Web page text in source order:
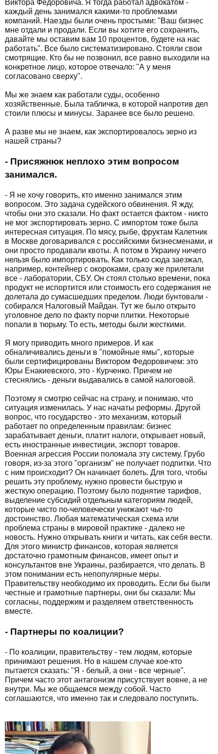
Виктора Федоровича. Я тогда работал адвокатом -
каждый день занимался какими-то проблемами
компаний. Наезды были очень простыми: "Ваш бизнес
мне отдали и продали. Если вы хотите его сохранить,
давайте мы оставим вам 10 процентов, будете на нас
работать". Все было систематизировано. Стояли свои
смотрящие. Кто бы не позвонил, все равно выходили на
конкретное лицо, которое отвечало: "А у меня
согласовано сверху".
Мы же знаем как работали суды, особенно
хозяйственные. Была табличка, в которой напротив дел
стоили плюсы и минусы. Заранее все было решено.
А разве мы не знаем, как экспортировалось зерно из
нашей страны?
- Присяжнюк неплохо этим вопросом
занимался.
- Я не хочу говорить, кто именно занимался этим
вопросом. Это задача судейского обвинения. Я жду,
чтобы они это сказали. Но факт остается фактом - никто
не мог экспортировать зерно. С импортом тоже была
интересная ситуация. По мясу, рыбе, фруктам Калетник
в Москве договаривался с российскими бизнесменами, и
они просто продавали квоты. А потом в Украину ничего
нельзя было импортировать. Как только сюда заезжал,
например, контейнер с окороками, сразу же прилетали
все - лаборатории, СБУ. Он стоял столько времени, пока
продукт не испортится или стоимость его содержания не
долетала до сумасшедших пределом. Люди бунтовали -
собирался Налоговый Майдан. Тут же было открыто
уголовное дело по факту порчи плитки. Некоторые
попали в тюрьму. То есть, методы были жесткими.
Я могу приводить много примеров. И как
обналичивались деньги в "помойные ямы", которые
были сертифицированы Виктором Федоровичем: это
Юры Енакиевского, это - Курченко. Причем не
стеснялись - деньги выдавались в самой налоговой.
Поэтому я смотрю сейчас на страну, и понимаю, что
ситуация изменилась. У нас начаты реформы. Другой
вопрос, что государство - это механизм, который
работает по определенным правилам: бизнес
зарабатывает деньги, платит налоги, открывает новый,
есть иностранные инвестиции, экспорт товаров.
Военная агрессия России поломала эту систему. Грубо
говоря, из-за этого "организм" не получает подпитки. Что
с ним происходит? Он начинает болеть. Для того, чтобы
решить эту проблему, нужно провести быструю и
жесткую операцию. Поэтому было поднятие тарифов,
выделение субсидий отдельным категориям людей,
которые чисто по-человечески унижают чье-то
достоинство. Любая математическая схема или
проблема страны в мировой практике - далеко не
новость. Нужно открывать книги и читать, как себя вести.
Для этого министр финансов, которая является
достаточно грамотным финансов, имеет опыт и
консультантов вне Украины, разбирается, что делать. В
этом понимании есть непопулярные меры.
Правительству необходимо их проводить. Если бы были
честные и грамотные партнеры, они бы сказали: Мы
согласны, поддержим и разделяем ответственность
вместе.
- Партнеры по коалиции?
- По коалиции, правительству - тем людям, которые
принимают решения. Но в нашем случае кое-кто
пытается сказать: "Я - белый, а они - все черные".
Причем часто этот антагонизм присутствует вовне, а не
внутри. Мы же общаемся между собой. Часто
соглашаются, что именно так и следовало поступить.